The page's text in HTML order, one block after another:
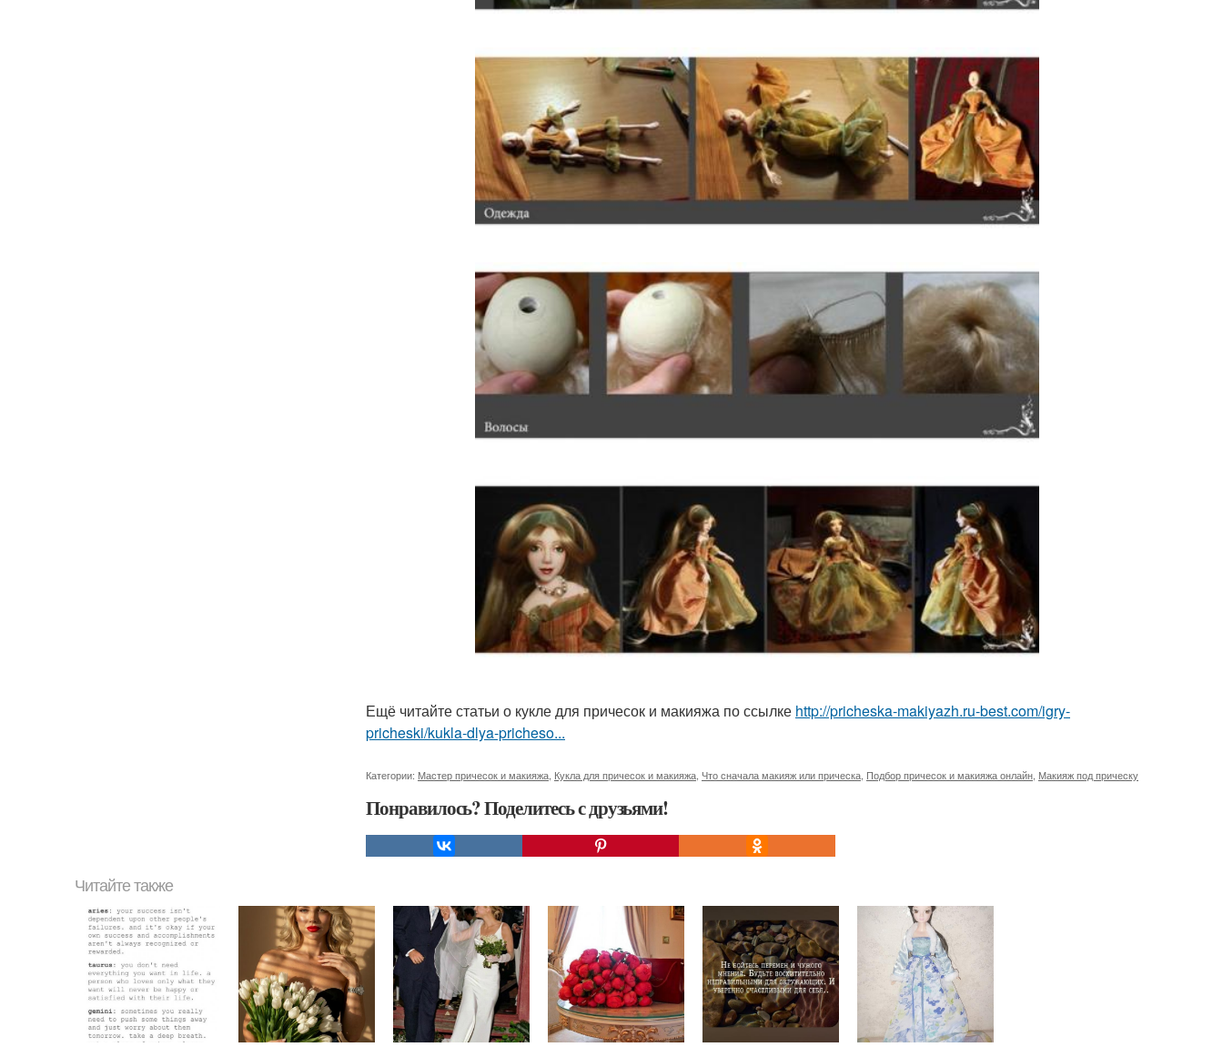
Ещё читайте статьи о кукле для причесок и макияжа по ссылке http://pricheska-makiyazh.ru-best.com/igry-
pricheski/kukla-dlya-pricheso...
Категории: Мастер причесок и макияжа Кукла для причесок и макияжа Что сначала макияж или прическа Подбор причесок и макияжа онлайн Макияж под прическу
Понравилось? Поделитесь с друзьями!
Читайте также